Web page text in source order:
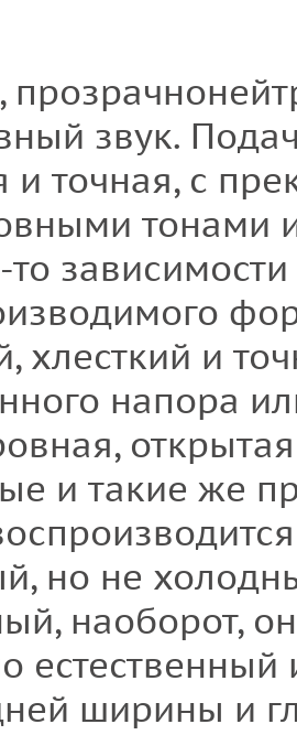
звук.
и точная, с
тонами
хлесткий и
напора
и такие же
но не
наоборот,
естественный
ширины и